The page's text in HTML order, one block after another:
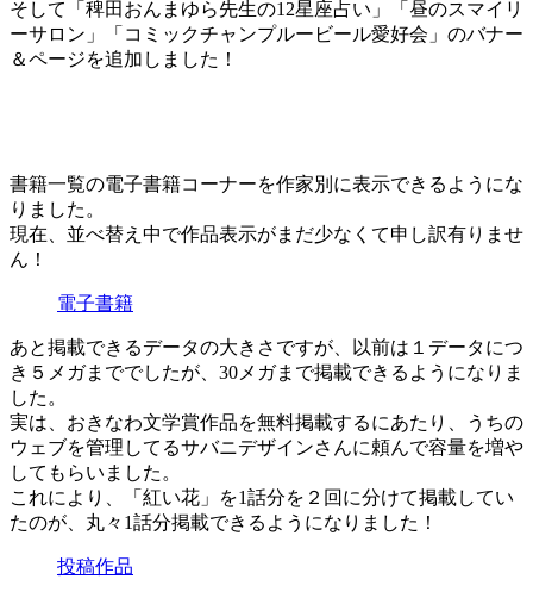
そして「稗田おんまゆら先生の12星座占い」「昼のスマイリ
ーサロン」「コミックチャンプルービール愛好会」のバナー
＆ページを追加しました！
書籍一覧の電子書籍コーナーを作家別に表示できるようにな
りました。
現在、並べ替え中で作品表示がまだ少なくて申し訳有りませ
ん！
電子書籍
あと掲載できるデータの大きさですが、以前は１データにつ
き５メガまででしたが、30メガまで掲載できるようになりま
した。
実は、おきなわ文学賞作品を無料掲載するにあたり、うちの
ウェブを管理してるサバニデザインさんに頼んで容量を増や
してもらいました。
これにより、「紅い花」を1話分を２回に分けて掲載してい
たのが、丸々1話分掲載できるようになりました！
投稿作品